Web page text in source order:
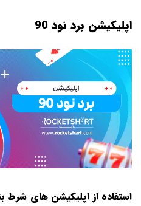
اپلیکیشن برد نود 90
استفاده از اپلیکیشن‌ های شرط‌